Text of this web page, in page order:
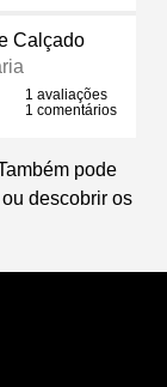
Calçado
1 avaliações
1 comentários
pode
ou descobrir os